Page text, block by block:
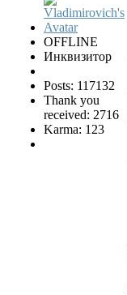
OFFLINE
Инквизитор
Posts: 117132
Thank you
received: 2716
Karma: 123